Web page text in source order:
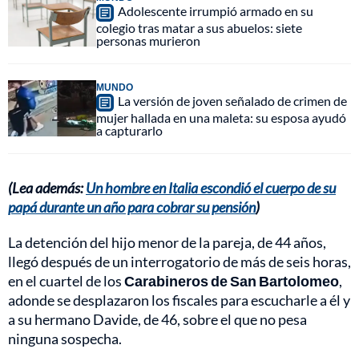
Adolescente irrumpió armado en su
colegio tras matar a sus abuelos: siete
personas murieron
MUNDO
La versión de joven señalado de crimen de
mujer hallada en una maleta: su esposa ayudó
a capturarlo
(Lea además:Un hombre en Italia escondió el cuerpo de su
papá durante un año para cobrar su pensión)
La detención del hijo menor de la pareja, de 44 años,
llegó después de un interrogatorio de más de seis horas,
en el cuartel de losCarabineros de San Bartolomeo,
adonde se desplazaron los fiscales para escucharle a él y
a su hermano Davide, de 46, sobre el que no pesa
ninguna sospecha.